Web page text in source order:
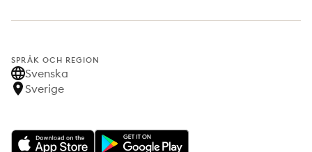
SPRÅK OCH REGION
Svenska
Sverige